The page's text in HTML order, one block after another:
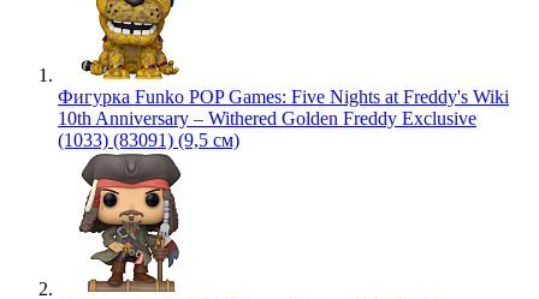
Фигурка Funko POP Games: Five Nights at Freddy's Wiki
10th Anniversary – Withered Golden Freddy Exclusive
(1033) (83091) (9,5 см)